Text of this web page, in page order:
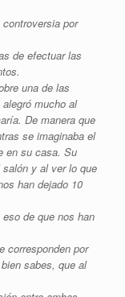
por
de efectuar las
una de las
mucho al
De manera que
se imaginaba el
en su casa. Su
y al ver lo que
han dejado 10
de que nos han
corresponden por
sabes, que al